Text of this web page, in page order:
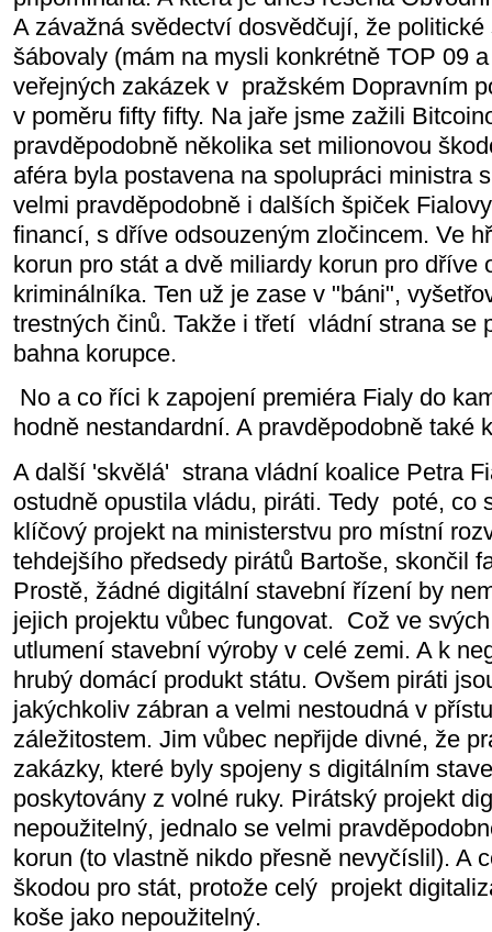
A závažná svědectví dosvědčují, že
šábovaly (mám na mysli konkrétně TOP 09
veřejných zakázek v pražském Dopravním
v poměru fifty fifty. Na jaře jsme zažili
pravděpodobně několika set milionovou
aféra byla postavena na spolupráci ministra
velmi pravděpodobně i dalších špiček
financí, s dříve odsouzeným zločincem. Ve
korun pro stát a dvě miliardy korun pro dříve
kriminálníka. Ten už je zase v "báni",
trestných činů. Takže i třetí vládní strana se
bahna korupce.
No a co říci k zapojení premiéra Fialy do
hodně nestandardní. A pravděpodobně také
A další 'skvělá' strana vládní koalice Petra
ostudně opustila vládu, piráti. Tedy poté, co
klíčový projekt na ministerstvu pro místní
tehdejšího předsedy pirátů Bartoše, skončil
Prostě, žádné digitální stavební řízení by
jejich projektu vůbec fungovat. Což ve
utlumení stavební výroby v celé zemi. A k
hrubý domácí produkt státu. Ovšem piráti
jakýchkoliv zábran a velmi nestoudná v
záležitostem. Jim vůbec nepřijde divné, že
zakázky, které byly spojeny s digitálním
poskytovány z volné ruky. Pirátský projekt
nepoužitelný, jednalo se velmi
korun (to vlastně nikdo přesně nevyčíslil). A
škodou pro stát, protože celý projekt
koše jako nepoužitelný.